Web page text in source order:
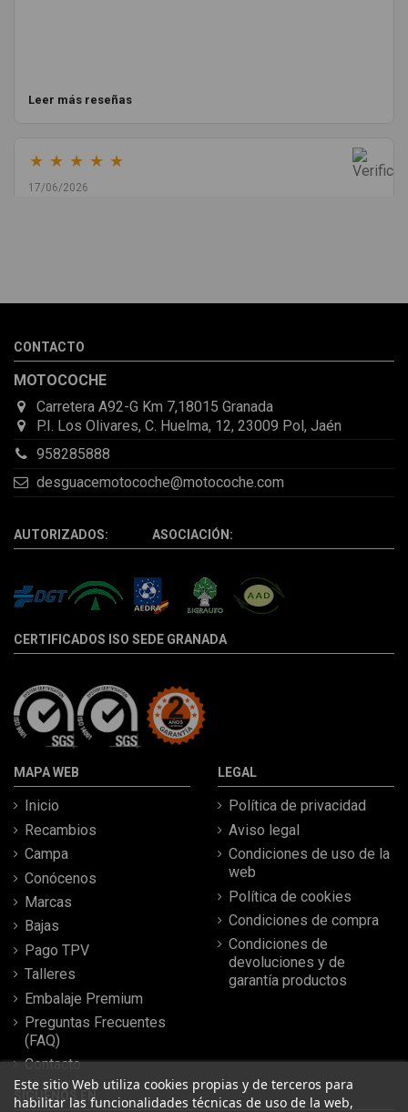
Leer más reseñas
★ ★ ★ ★ ★
17/06/2026
la pieza llegó correcta y bien embalada, además de llegarme 2
CONTACTO
MOTOCOCHE
Carretera A92-G Km 7,18015 Granada
P.I. Los Olivares, C. Huelma, 12, 23009 Pol, Jaén
958285888
desguacemotocoche@motocoche.com
AUTORIZADOS: ASOCIACIÓN:
CERTIFICADOS ISO SEDE GRANADA
MAPA WEB
Inicio
Recambios
Campa
Conócenos
Marcas
Bajas
Pago TPV
Talleres
Embalaje Premium
Preguntas Frecuentes
(FAQ)
Contacto
LEGAL
Política de privacidad
Aviso legal
Condiciones de uso de la
web
Política de cookies
Condiciones de compra
Condiciones de
devoluciones y de
garantía productos
Este sitio Web utiliza cookies propias y de terceros para
habilitar las funcionalidades técnicas de uso de la web,
SÍGUENOS EN